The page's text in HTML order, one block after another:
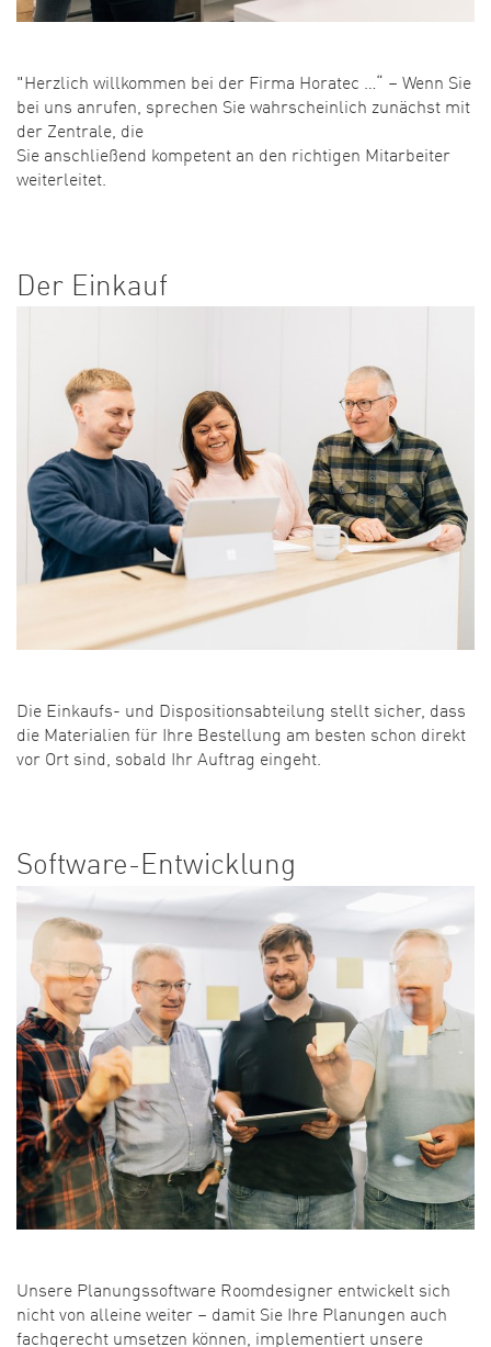
"Herzlich willkommen bei der Firma Horatec …“ – Wenn Sie
bei uns anrufen, sprechen Sie wahrscheinlich zunächst mit
der Zentrale, die
Sie anschließend kompetent an den richtigen Mitarbeiter
weiterleitet.
Der Einkauf
Die Einkaufs- und Dispositionsabteilung stellt sicher, dass
die Materialien für Ihre Bestellung am besten schon direkt
vor Ort sind, sobald Ihr Auftrag eingeht.
Software-Entwicklung
Unsere Planungssoftware Roomdesigner entwickelt sich
nicht von alleine weiter – damit Sie Ihre Planungen auch
fachgerecht umsetzen können, implementiert unsere